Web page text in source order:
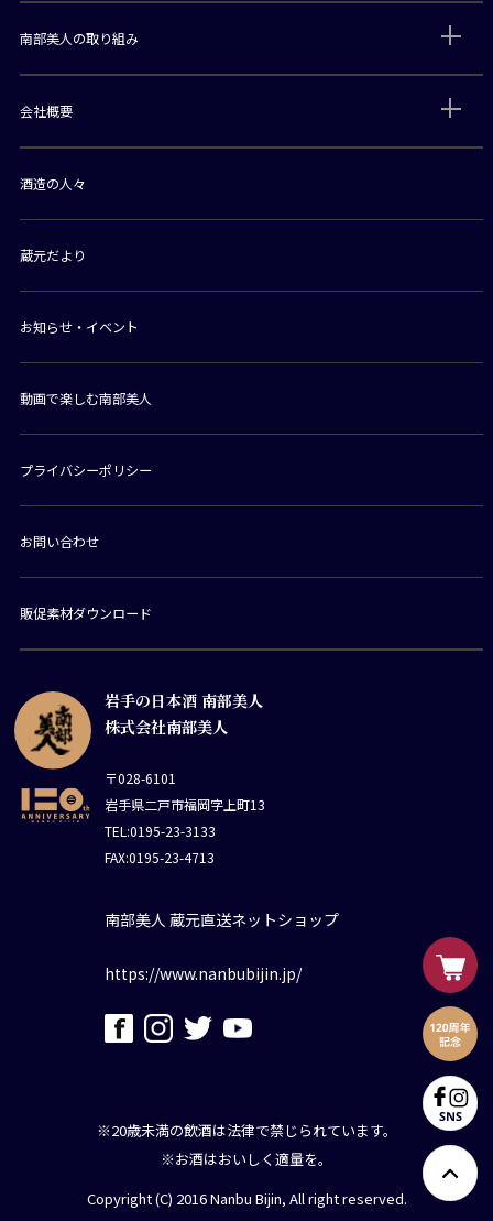
岩手の日本酒 南部美人
株式会社南部美人
〒028-6101
岩手県二戸市福岡字上町13
TEL:0195-23-3133
FAX:0195-23-4713
南部美人 蔵元直送ネットショップ
https://www.nanbubijin.jp/
南部美人の取り組み
会社概要
酒造の人々
蔵元だより
お知らせ・イベント
動画で楽しむ南部美人
プライバシーポリシー
お問い合わせ
販促素材ダウンロード
※20歳未満の飲酒は法律で禁じられています。
※お酒はおいしく適量を。
Copyright (C) 2016 Nanbu Bijin, All right reserved.